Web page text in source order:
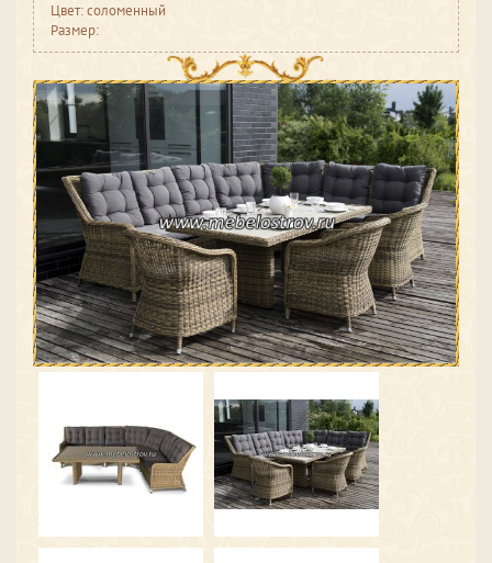
Цвет: соломенный
Размер: